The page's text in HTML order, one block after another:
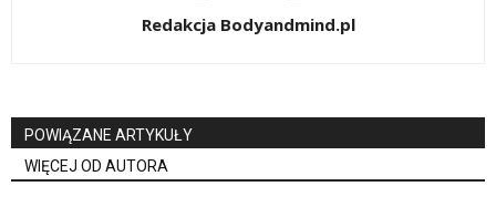
Redakcja Bodyandmind.pl
POWIĄZANE ARTYKUŁY
WIĘCEJ OD AUTORA